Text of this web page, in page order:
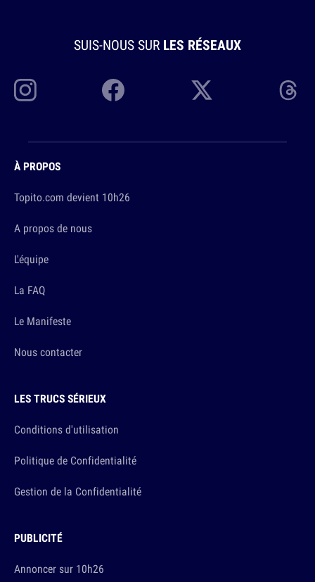
SUIS-NOUS SUR LES RÉSEAUX
À PROPOS
Topito.com devient 10h26
A propos de nous
L'équipe
La FAQ
Le Manifeste
Nous contacter
LES TRUCS SÉRIEUX
Conditions d'utilisation
Politique de Confidentialité
Gestion de la Confidentialité
PUBLICITÉ
Annoncer sur 10h26